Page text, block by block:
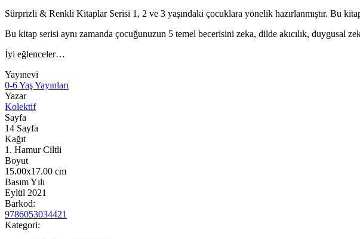
Sürprizli & Renkli Kitaplar Serisi 1, 2 ve 3 yaşındaki çocuklara yönelik hazırlanmıştır. Bu
Bu kitap serisi aynı zamanda çocuğunuzun 5 temel becerisini zeka, dilde akıcılık, duygusal
İyi eğlenceler…
Yayınevi
0-6 Yaş Yayınları
Yazar
Kolektif
Sayfa
14 Sayfa
Kağıt
1. Hamur Ciltli
Boyut
15.00x17.00 cm
Basım Yılı
Eylül 2021
Barkod:
9786053034421
Kategori: